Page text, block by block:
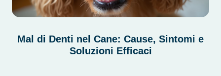
Mal di Denti nel Cane: Cause, Sintomi e
Soluzioni Efficaci